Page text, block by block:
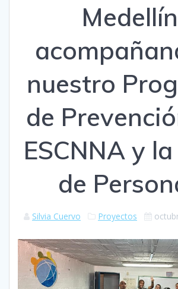
nuestro
de
ESCNNA y
de
Silvia Cuervo Proyectos